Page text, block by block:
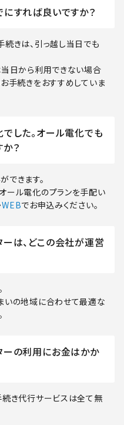
すれば良いですか？
きは、引っ越し当日でも
当日から利用できない場合
手続きをおすすめしていま
した。オール電化でも
？
できます。
ール電化のプランを手配い
WEBでお申込みください。
は、どこの会社が運営
いの地域に合わせて最適な
の利用にお金はかか
続き代行サービスは全て無